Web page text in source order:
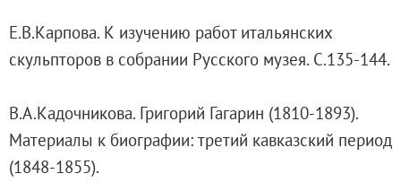
Западный павильон Михайловского
Восточный павильон Михайловского
Клуб Друзей Русского музея
Партнеры и спонсоры
Культурно-просветительские и
Е.В.Карпова. К изучению работ итальянских
скульпторов в собрании Русского музея. С.135-144.
В.А.Кадочникова. Григорий Гагарин (1810-1893).
Материалы к биографии: третий кавказский период
(1848-1855).